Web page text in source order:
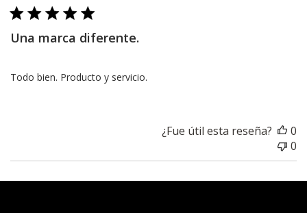
Una marca diferente.
Todo bien. Producto y servicio.
¿Fue útil esta reseña?
0
0